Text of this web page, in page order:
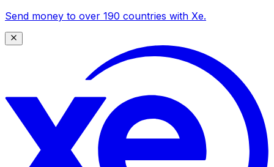
Send money to over 190 countries with Xe.